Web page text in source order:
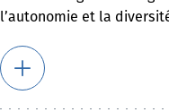
l’autonomie et la